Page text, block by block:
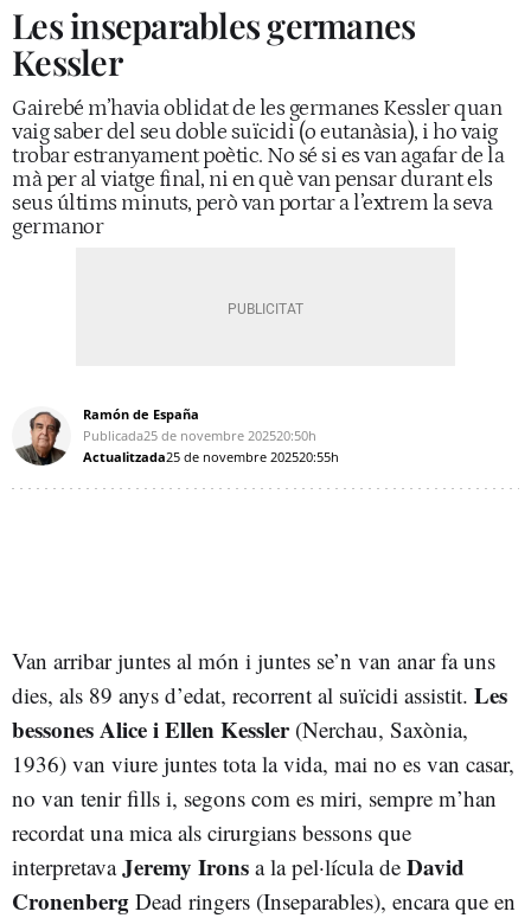
Les inseparables germanes
Kessler
Gairebé m’havia oblidat de les germanes Kessler quan
vaig saber del seu doble suïcidi (o eutanàsia), i ho vaig
trobar estranyament poètic. No sé si es van agafar de la
mà per al viatge final, ni en què van pensar durant els
seus últims minuts, però van portar a l’extrem la seva
germanor
Ramón de España
Publicada25 de novembre 202520:50h
Actualitzada25 de novembre 202520:55h
Van arribar juntes al món i juntes se’n van anar fa uns
dies, als 89 anys d’edat, recorrent al suïcidi assistit. Les
bessones Alice i Ellen Kessler(Nerchau, Saxònia,
1936) van viure juntes tota la vida, mai no es van casar,
no van tenir fills i, segons com es miri, sempre m’han
recordat una mica als cirurgians bessons que
interpretavaJeremy Irons a la pel·lícula de David
Cronenberg Dead ringers (Inseparables), encara que en